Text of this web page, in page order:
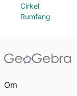
Cirkel
Rumfang
Om